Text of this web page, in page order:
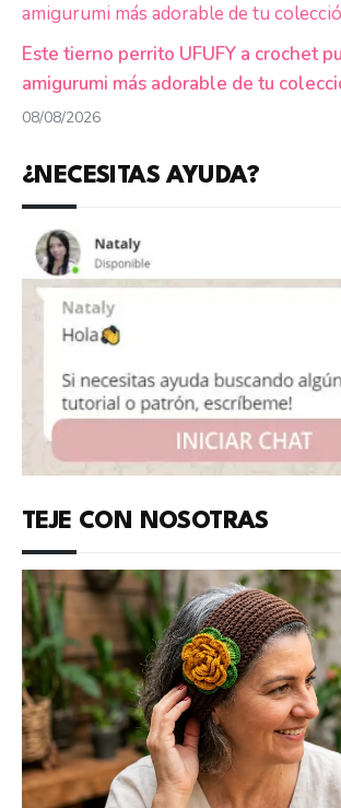
Este tierno perrito UFUFY a crochet
amigurumi más adorable de tu
08/08/2026
¿NECESITAS AYUDA?
TEJE CON NOSOTRAS